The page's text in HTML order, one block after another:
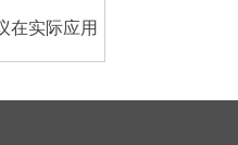
在实际应用